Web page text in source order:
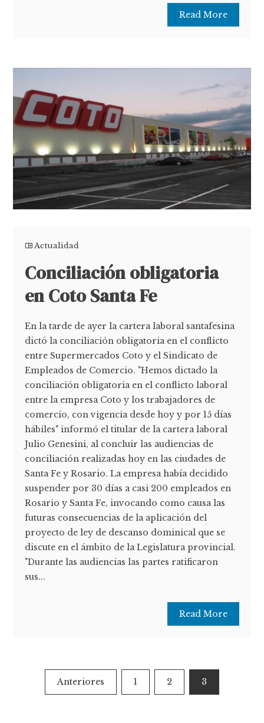
Read More
Actualidad
Conciliación obligatoria
en Coto Santa Fe
En la tarde de ayer la cartera laboral santafesina
dictó la conciliación obligatoria en el conflicto
entre Supermercados Coto y el Sindicato de
Empleados de Comercio. "Hemos dictado la
conciliación obligatoria en el conflicto laboral
entre la empresa Coto y los trabajadores de
comercio, con vigencia desde hoy y por 15 días
hábiles" informó el titular de la cartera laboral
Julio Genesini, al concluir las audiencias de
conciliación realizadas hoy en las ciudades de
Santa Fe y Rosario. La empresa había decidido
suspender por 30 días a casi 200 empleados en
Rosario y Santa Fe, invocando como causa las
futuras consecuencias de la aplicación del
proyecto de ley de descanso dominical que se
discute en el ámbito de la Legislatura provincial.
"Durante las audiencias las partes ratificaron
sus...
Read More
Paginación
Anteriores 1 2 3